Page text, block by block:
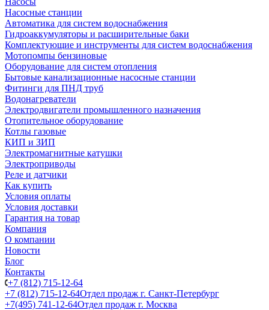
Насосные станции
Автоматика для систем водоснабжения
Гидроаккумуляторы и расширительные баки
Комплектующие и инструменты для систем водоснабжения
Мотопомпы бензиновые
Оборудование для систем отопления
Бытовые канализационные насосные станции
Фитинги для ПНД труб
Водонагреватели
Электродвигатели промышленного назначения
Отопительное оборудование
Котлы газовые
КИП и ЗИП
Электромагнитные катушки
Электроприводы
Реле и датчики
Как купить
Условия оплаты
Условия доставки
Гарантия на товар
Компания
О компании
Новости
Блог
Контакты
+7 (812) 715-12-64
+7 (812) 715-12-64Отдел продаж г. Санкт-Петербург
+7(495) 741-12-64Отдел продаж г. Москва